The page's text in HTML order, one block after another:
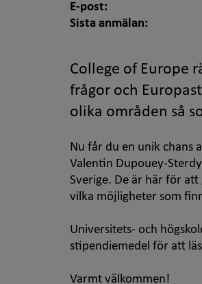
E-post:
Sista anmälan:
College of Europe
frågor och
olika områden så
Nu får du en unik chans
Valentin Dupouey-
Sverige. De är här för att
vilka möjligheter som
Universitets- och
stipendiemedel för att
Varmt välkommen!